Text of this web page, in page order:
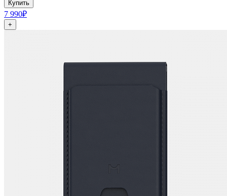
Купить
7 990₽
+